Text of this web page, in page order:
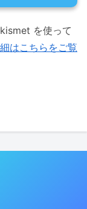
を使って
はこちらをご覧